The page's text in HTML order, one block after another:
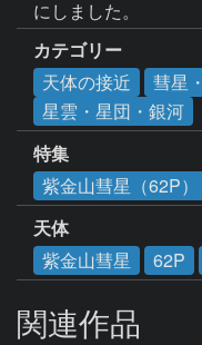
カテゴリー
天体の接近
彗星
星雲・星団・銀河
特集
紫金山彗星（62P）
天体
紫金山彗星
62P
関連作品